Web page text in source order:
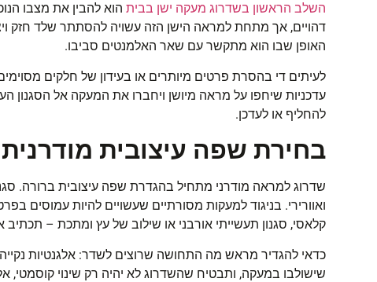
השלב הראשון בשדרוג מעקה ישן בבית הוא להבין את מצבו
דהויים, אך מתחת למראה הישן הזה עשויה להסתתר שלד חזק
האופן שבו הוא מתקשר עם שאר האלמנטים סביבו.
לעיתים די בהסרת פרטים מיותרים או בעידון של חלקים
עדכניות שיחפו על מראה מיושן ויחברו את המעקה אל הסגנון
להחליף או לעדכן.
בחירת שפה עיצובית מודרנית
שדרוג למראה מודרני מתחיל בהגדרת שפה עיצובית ברורה.
ואוורירי. בניגוד למעקות מסורתיים שעשויים להיות עמוסים
קלאסי, סגנון תעשייתי אורבני או שילוב של עץ ומתכת – תכתיב
כדאי להגדיר מראש מה התחושה שרוצים לשדר: אלגנטיות
שישולבו במעקה, ותבטיח שהשדרוג לא יהיה רק שינוי קוסמטי,